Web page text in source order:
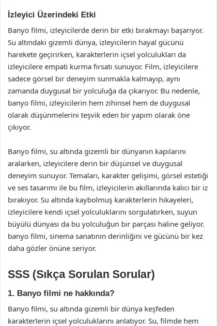
İzleyici Üzerindeki Etki
Banyo filmi, izleyicilerde derin bir etki bırakmayı başarıyor.
Su altındaki gizemli dünya, izleyicilerin hayal gücünü
harekete geçirirken, karakterlerin içsel yolculukları da
izleyicilere empati kurma fırsatı sunuyor. Film, izleyicilere
sadece görsel bir deneyim sunmakla kalmayıp, aynı
zamanda duygusal bir yolculuğa da çıkarıyor. Bu nedenle,
banyo filmi, izleyicilerin hem zihinsel hem de duygusal
olarak düşünmelerini teşvik eden bir yapım olarak öne
çıkıyor.
Banyo filmi, su altında gizemli bir dünyanın kapılarını
aralarken, izleyicilere derin bir düşünsel ve duygusal
deneyim sunuyor. Temaları, karakter gelişimi, görsel estetiği
ve ses tasarımı ile bu film, izleyicilerin akıllarında kalıcı bir iz
bırakıyor. Su altında kaybolmuş karakterlerin hikayeleri,
izleyicilere kendi içsel yolculuklarını sorgulatırken, suyun
büyülü dünyası da bu yolculuğun bir parçası haline geliyor.
banyo filmi, sinema sanatının derinliğini ve gücünü bir kez
daha gözler önüne seriyor.
SSS (Sıkça Sorulan Sorular)
1. Banyo filmi ne hakkında?
Banyo filmi, su altında gizemli bir dünya keşfeden
karakterlerin içsel yolculuklarını anlatıyor. Su, filmde hem